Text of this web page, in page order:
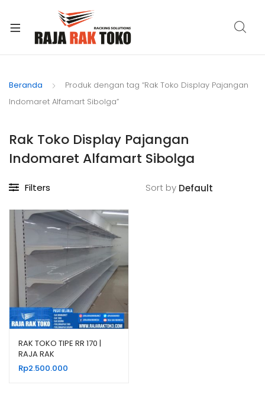
Beranda
Produk dengan tag “Rak Toko Display Pajangan
Indomaret Alfamart Sibolga”
Rak Toko Display Pajangan
Indomaret Alfamart Sibolga
Filters Sort by
RAK TOKO TIPE RR 170 |
RAJA RAK
Rp2.500.000